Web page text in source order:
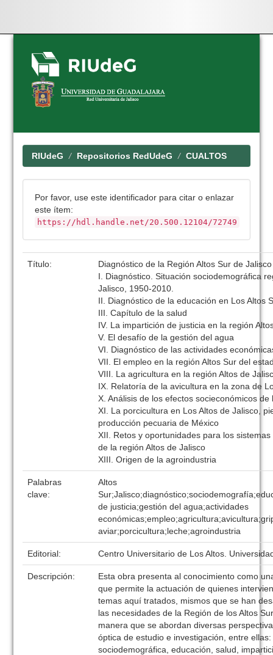
Skip
navigation
RIUdeG Repositorios RedUdeG CUALTOS
Por favor, use este identificador para citar o enlazar
este ítem:
https://hdl.handle.net/20.500.12104/72749
Título:
Diagnóstico de la Región Altos Sur de Jalisco
I. Diagnóstico. Situación sociodemográfica
Jalisco, 1950-2010.
II. Diagnóstico de la educación en Los Altos
III. Capítulo de la salud
IV. La impartición de justicia en la región
V. El desafío de la gestión del agua
VI. Diagnóstico de las actividades
VII. El empleo en la región Altos Sur del
VIII. La agricultura en la región Altos de
IX. Relatoría de la avicultura en la zona de
X. Análisis de los efectos socieconómicos de
XI. La porcicultura en Los Altos de Jalisco,
producción pecuaria de México
XII. Retos y oportunidades para los
de la región Altos de Jalisco
XIII. Origen de la agroindustria
Palabras
clave:
Altos
de justicia;gestión del agua;actividades
aviar;porcicultura;leche;agroindustria
Editorial: Centro Universitario de Los Altos.
Descripción:
Esta obra presenta al conocimiento como
que permite la actuación de quienes
temas aquí tratados, mismos que se han
las necesidades de la Región de los Altos
manera que se abordan diversas
óptica de estudio e investigación, entre
sociodemográfica, educación, salud,